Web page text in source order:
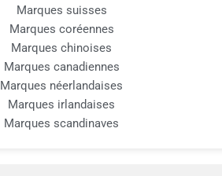
Marques suisses
Marques coréennes
Marques chinoises
Marques canadiennes
Marques néerlandaises
Marques irlandaises
Marques scandinaves